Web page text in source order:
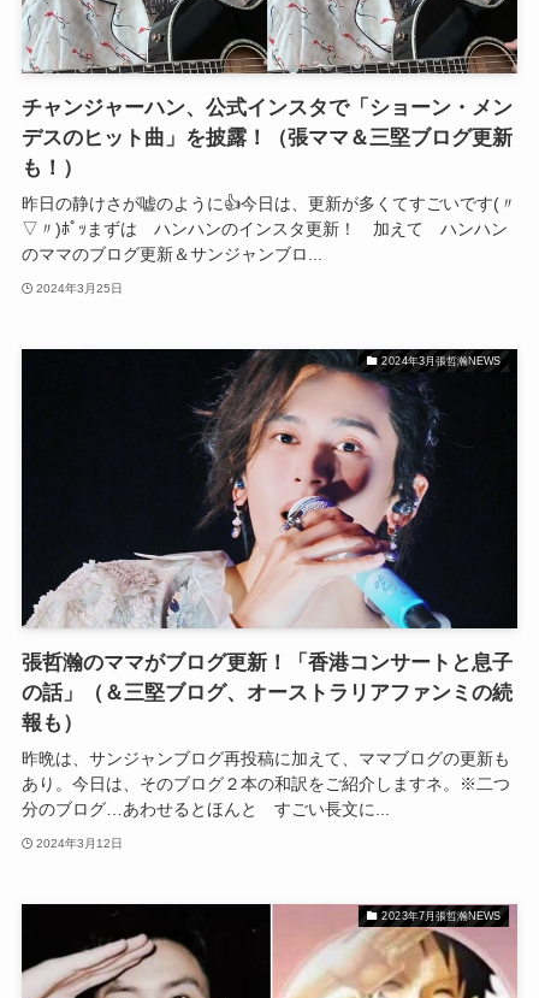
チャンジャーハン、公式インスタで「ショーン・メン
デスのヒット曲」を披露！（張ママ＆三堅ブログ更新
も！）
昨日の静けさが嘘のように👍今日は、更新が多くてすごいです(〃
▽〃)ﾎﾟｯまずは ハンハンのインスタ更新！ 加えて ハンハン
のママのブログ更新＆サンジャンブロ...
2024年3月25日
2024年3月張哲瀚NEWS
張哲瀚のママがブログ更新！「香港コンサートと息子
の話」（＆三堅ブログ、オーストラリアファンミの続
報も）
昨晩は、サンジャンブログ再投稿に加えて、ママブログの更新も
あり。今日は、そのブログ２本の和訳をご紹介しますネ。※二つ
分のブログ…あわせるとほんと すごい長文に...
2024年3月12日
2023年7月張哲瀚NEWS